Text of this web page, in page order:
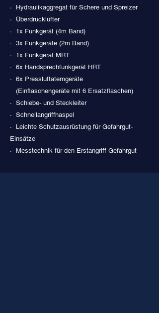
· Hydraulikaggregat für Schere und Spreizer
· Überdrucklüfter
· 1x Funkgerät (4m Band)
· 3x Funkgeräte (2m Band)
· 1x Funkgerät MRT
· 6x Handsprechfunkgerät HRT
· 6x Pressluftatemgeräte
(Einflaschengeräte mit 6 Ersatzflaschen)
· Schiebe- und Steckleiter
· Schnellangriffhaspel
· Leichte Schutzausrüstung für Gefahrgut-
Einsätze
· Messtechnik für den Erstangriff Gefahrgut